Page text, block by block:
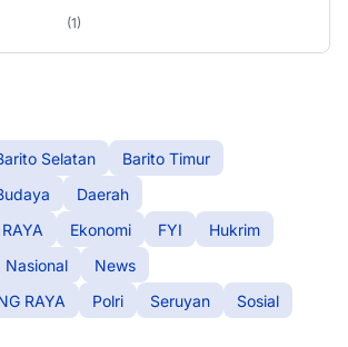
(1)
Selatan
Barito Timur
Daerah
Ekonomi FYI
Hukrim
Nasional
News
RAYA
Polri Seruyan
Sosial